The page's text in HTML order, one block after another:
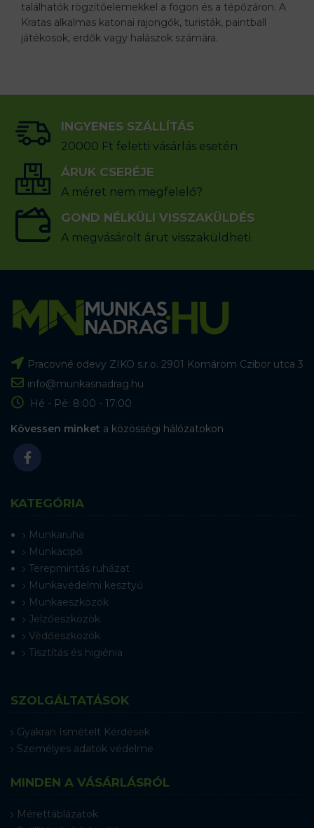
találhatók rögzítőelemekkel a fogon és a tépőzáron. A
Kratas alkalmas katonai rajongók, turisták, paintball
játékosok, erdők vagy halászok számára.
INGYENES SZÁLLÍTÁS
20000 Ft feletti vásárlás esetén
ÁRUK CSERÉJE
A méret nem megfelelő?
GOND NÉLKÜLI VISSZAKÜLDÉS
A megvásárolt árut visszaküldheti
Pracovné odevy ZIKO s.r.o. 2901 Komárom Czibor utca 3
info@munkasnadrag.hu
Hé - Pé: 8:00 - 17:00
Kövessen minket a közösségi hálózatokon
KATEGÓRIA
Munkaruha
Munkacipő
Terepmintás ruházat
Munkavédelmi kesztyű
Munkaeszközök
Jelzőeszközök
Védőeszközök
Tisztítás és higiénia
SZOLGÁLTATÁSOK
Gyakran Ismételt Kérdések
Személyes adatok védelme
MINDEN A VÁSÁRLÁSRÓL
Mérettáblázatok